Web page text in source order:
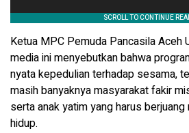
Ketua MPC Pemuda Pancasila Aceh
media ini menyebutkan bahwa
nyata kepedulian terhadap sesama,
masih banyaknya masyarakat fakir
serta anak yatim yang harus
hidup.